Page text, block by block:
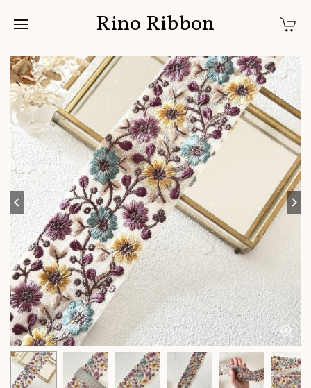
Rino Ribbon